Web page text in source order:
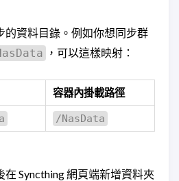
的資料目錄。例如你想同步群
，可以這樣映射：
容器內掛載路徑
/NasData
Syncthing 網頁端新增資料夾